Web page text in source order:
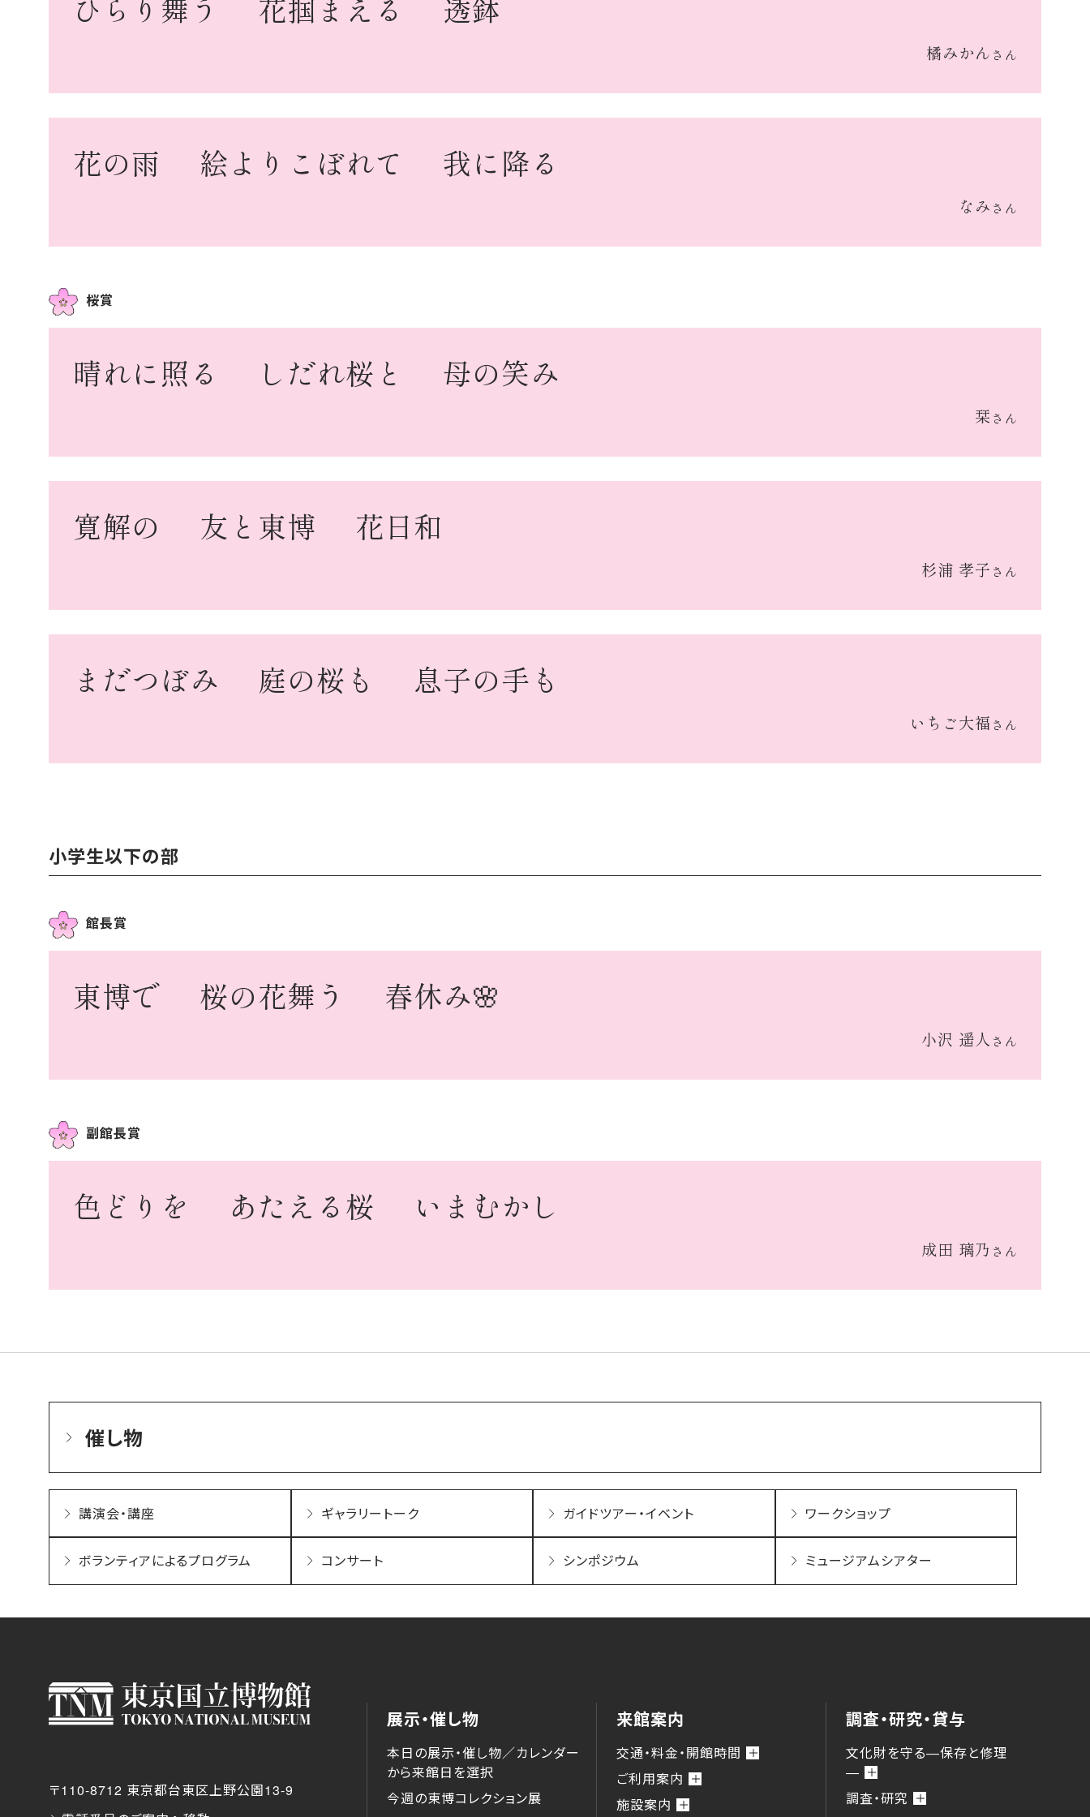
ひらり舞う 花掴まえる 透鉢
橘みかん さん
花の雨 絵よりこぼれて 我に降る
なみ さん
桜賞
晴れに照る しだれ桜と 母の笑み
栞 さん
寛解の 友と東博 花日和
杉浦 孝子 さん
まだつぼみ 庭の桜も 息子の手も
いちご大福 さん
小学生以下の部
館長賞
東博で 桜の花舞う 春休み🌸
小沢 遥人 さん
副館長賞
色どりを あたえる桜 いまむかし
成田 璃乃 さん
催し物
講演会・講座 ギャラリートーク ガイドツアー・イベント ワークショップ
ボランティアによるプログラム コンサート シンポジウム ミュージアムシアター
〒110-8712 東京都台東区上野公園13-9
展示・催し物
本日の展示・催し物／カレンダー
から来館⽇を選択
今週の東博コレクション展
来館案内
交通・料金・開館時間
ご利用案内
施設案内
調査・研究・貸与
文化財を守る―保存と修理
―
調査・研究